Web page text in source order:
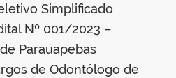
Simplificado
Nº 001/2023 –
Parauapebas
de Odontólogo de